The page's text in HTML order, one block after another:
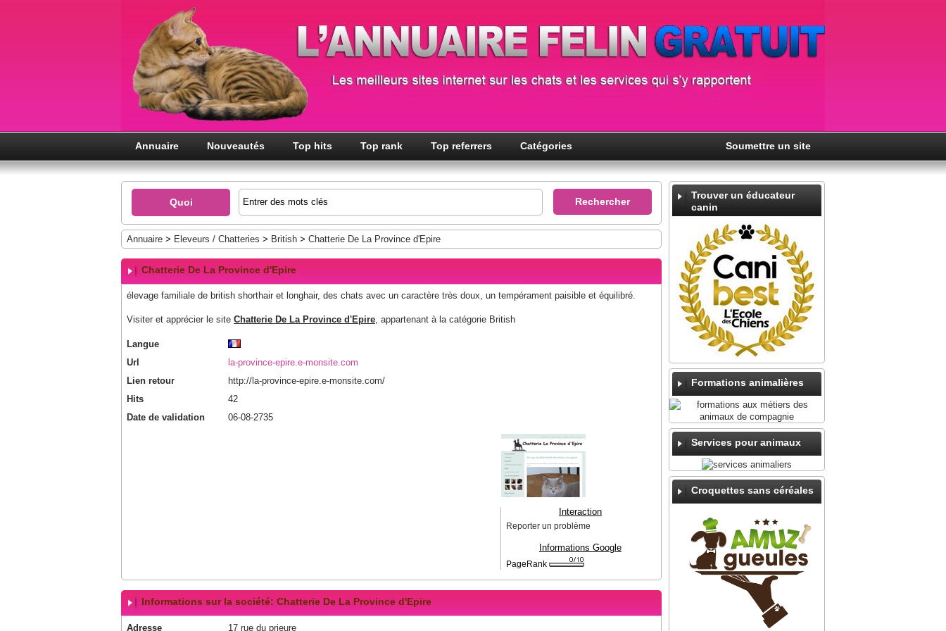
Annuaire Nouveautés Top hits Top rank Top referrers Catégories Soumettre un site
Trouver un éducateur
canin
Formations animalières
Services pour animaux
Croquettes sans céréales
Quoi
Annuaire > Eleveurs / Chatteries > British > Chatterie De La Province d'Epire
Chatterie De La Province d'Epire
élevage familiale de british shorthair et longhair, des chats avec un caractère très doux, un tempérament paisible et équilibré.
Visiter et apprécier le site Chatterie De La Province d'Epire, appartenant à la catégorie British
Langue
Url
la-province-epire.e-monsite.com
Lien retour
http://la-province-epire.e-monsite.com/
Hits
42
Date de validation
06-08-2735
Interaction
Reporter un problème
Informations Google
PageRank
Informations sur la société: Chatterie De La Province d'Epire
Adresse
17 rue du prieure